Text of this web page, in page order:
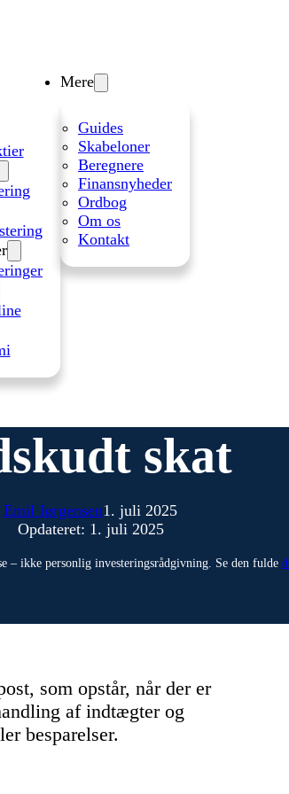
Mere
Guides
Skabeloner
Beregnere
Finansnyheder
Ordbog
Om os
Kontakt
skat
Emil Jørgensen1. juli 2025
Opdateret: 1. juli 2025
– ikke personlig investeringsrådgivning. Se den fulde
som opstår, når der er
af indtægter og
besparelser.